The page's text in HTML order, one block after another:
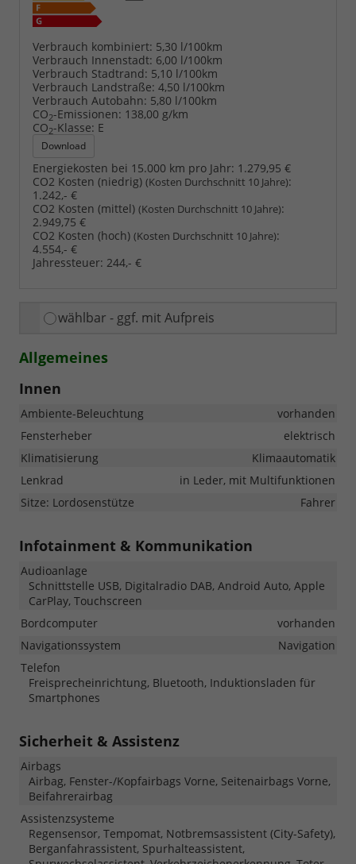
Verbrauch kombiniert: 5,30 l/100km
Verbrauch Innenstadt: 6,00 l/100km
Verbrauch Stadtrand: 5,10 l/100km
Verbrauch Landstraße: 4,50 l/100km
Verbrauch Autobahn: 5,80 l/100km
CO2-Emissionen: 138,00 g/km
CO2-Klasse: E
Download
Energiekosten bei 15.000 km pro Jahr: 1.279,95 €
CO2 Kosten (niedrig) (Kosten Durchschnitt 10 Jahre):
1.242,- €
CO2 Kosten (mittel) (Kosten Durchschnitt 10 Jahre):
2.949,75 €
CO2 Kosten (hoch) (Kosten Durchschnitt 10 Jahre):
4.554,- €
Jahressteuer: 244,- €
wählbar - ggf. mit Aufpreis
Allgemeines
Innen
Ambiente-Beleuchtung
vorhanden
Fensterheber
elektrisch
Klimatisierung
Klimaautomatik
Lenkrad
in Leder, mit Multifunktionen
Sitze: Lordosenstütze
Fahrer
Infotainment & Kommunikation
Audioanlage
Schnittstelle USB, Digitalradio DAB, Android Auto, Apple
CarPlay, Touchscreen
Bordcomputer
vorhanden
Navigationssystem
Navigation
Telefon
Freisprecheinrichtung, Bluetooth, Induktionsladen für
Smartphones
Sicherheit & Assistenz
Airbags
Airbag, Fenster-/Kopfairbags Vorne, Seitenairbags Vorne,
Beifahrerairbag
Assistenzsysteme
Regensensor, Tempomat, Notbremsassistent (City-Safety),
Berganfahrassistent, Spurhalteassistent,